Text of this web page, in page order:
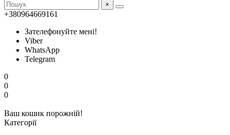
×
+380964669161
Зателефонуйте мені!
Viber
WhatsApp
Telegram
0
0
0
Ваш кошик порожній!
Категорії